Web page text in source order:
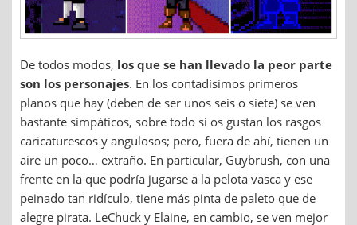
De todos modos, los que se han llevado la peor parte
son los personajes. En los contadísimos primeros
planos que hay (deben de ser unos seis o siete) se ven
bastante simpáticos, sobre todo si os gustan los rasgos
caricaturescos y angulosos; pero, fuera de ahí, tienen un
aire un poco… extraño. En particular, Guybrush, con una
frente en la que podría jugarse a la pelota vasca y ese
peinado tan ridículo, tiene más pinta de paleto que de
alegre pirata. LeChuck y Elaine, en cambio, se ven mejor